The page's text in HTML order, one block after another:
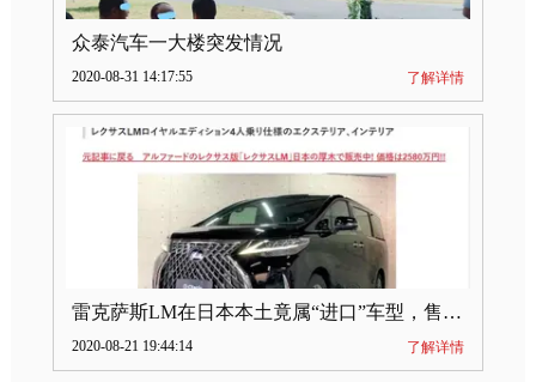
众泰汽车一大楼突发情况
2020-08-31 14:17:55 了解详情
雷克萨斯LM在日本本土竟属“进口”车型，售价2580万日元
2020-08-21 19:44:14 了解详情